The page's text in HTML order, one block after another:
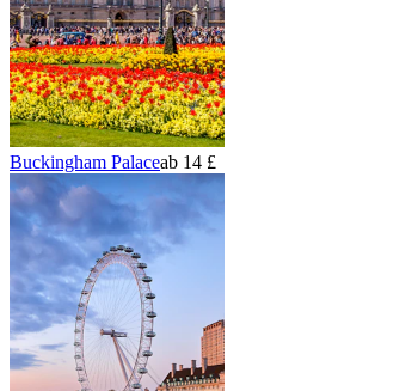
Buckingham Palaceab 14 £